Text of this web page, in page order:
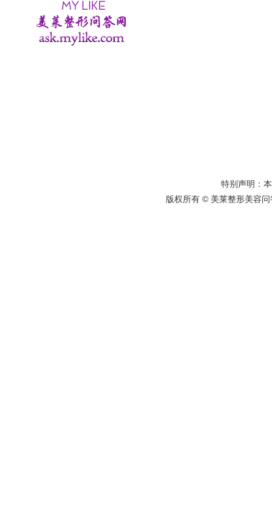
特别声明：
版权所有 © 美莱整形美容